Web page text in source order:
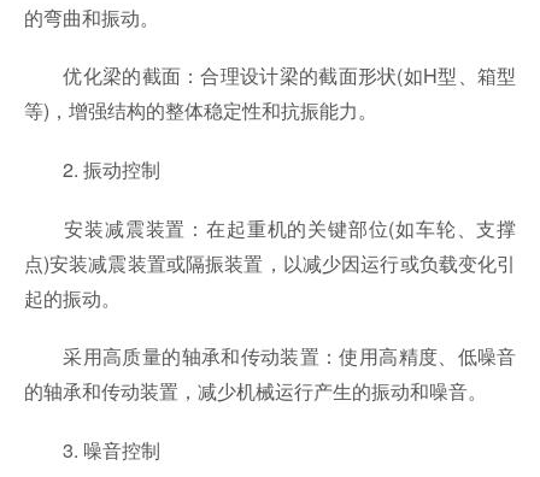
的弯曲和振动。
优化梁的截面：合理设计梁的截面形状(如H型、箱型
等)，增强结构的整体稳定性和抗振能力。
2. 振动控制
安装减震装置：在起重机的关键部位(如车轮、支撑
点)安装减震装置或隔振装置，以减少因运行或负载变化引
起的振动。
采用高质量的轴承和传动装置：使用高精度、低噪音
的轴承和传动装置，减少机械运行产生的振动和噪音。
3. 噪音控制